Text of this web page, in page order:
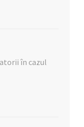
în cazul